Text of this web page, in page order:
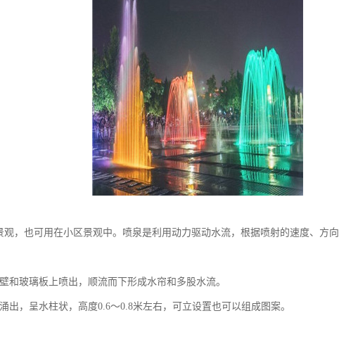
观，也可用在小区景观中。喷泉是利用动力驱动水流，根据喷射的速度、方
和玻璃板上喷出，顺流而下形成水帘和多股水流。
出，呈水柱状，高度0.6～0.8米左右，可立设置也可以组成图案。